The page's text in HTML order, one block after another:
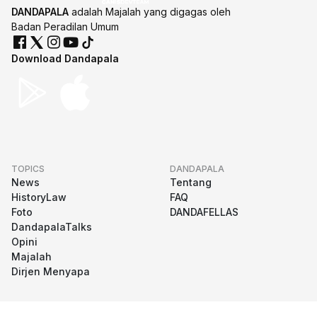
DANDAPALA adalah Majalah yang digagas oleh
Badan Peradilan Umum
Download Dandapala
TOPICS
News
HistoryLaw
Foto
DandapalaTalks
Opini
Majalah
Dirjen Menyapa
DANDAPALA
Tentang
FAQ
DANDAFELLAS